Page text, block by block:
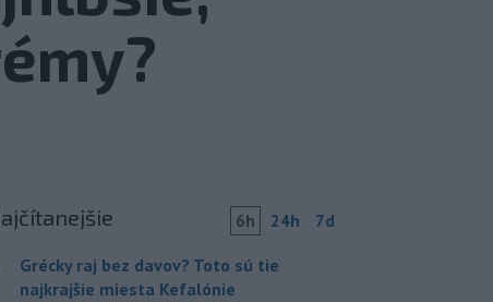
6h 24h 7d
Grécky raj bez davov? Toto sú tie
najkrajšie miesta Kefalónie